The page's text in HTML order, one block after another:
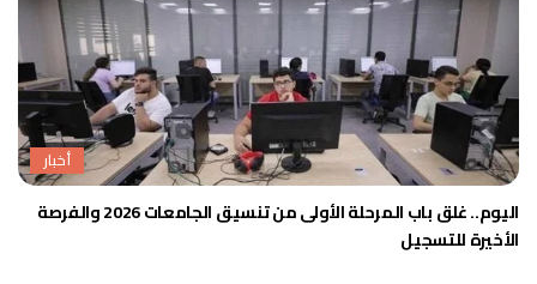
أخبار
اليوم.. غلق باب المرحلة الأولى من تنسيق الجامعات 2026 والفرصة
الأخيرة للتسجيل